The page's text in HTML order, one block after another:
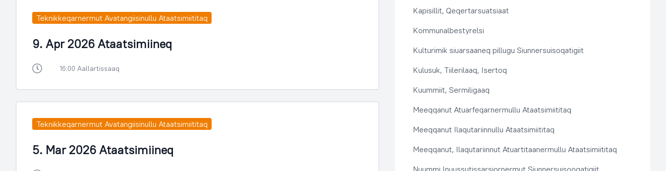
Teknikkeqarnermut Avatangiisinullu Ataatsimiititaq
9. Apr 2026 Ataatsimiineq
16:00 Aallartissaaq
Teknikkeqarnermut Avatangiisinullu Ataatsimiititaq
5. Mar 2026 Ataatsimiineq
Kapisillit, Qeqertarsuatsiaat
Kommunalbestyrelsi
Kulturimik siuarsaaneq pillugu Siunnersuisoqatigiit
Kulusuk, Tiilerilaaq, Isertoq
Kuummiit, Sermiligaaq
Meeqqanut Atuarfeqarnermullu Ataatsimiititaq
Meeqqanut Ilaqutariinnullu Ataatsimiititaq
Meeqqanut, Ilaqutariinnut Atuartitaanermullu Ataatsimiititaq
Nuummi Inuussutissarsiornermut Siunnersuisooqatigiit